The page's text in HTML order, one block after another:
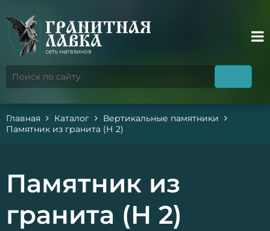
Главная Каталог
Вертикальные памятники
Памятник из гранита (Н 2)
Памятник из
гранита (Н 2)